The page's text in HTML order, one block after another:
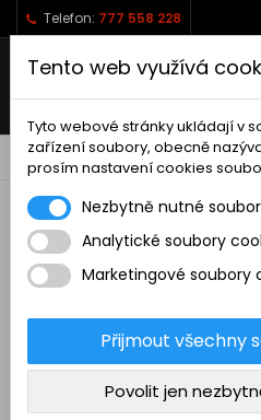
Telefon: 777 558 228
 
RC AUTA
KAMIONY A NÁKLADNÍ AUTA
MAKETOVÉ DOPLŇKY
STAVEBNÍ STROJE
Tento web využívá
Tyto webové stránky ukládají v
zařízení soubory, obecně
prosím nastavení cookies
Nezbytně nutné
Analytické soubory
Marketingové soubory
Přijmout všechny
Povolit jen